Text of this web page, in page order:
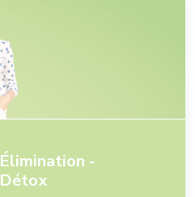
Élimination -
Détox